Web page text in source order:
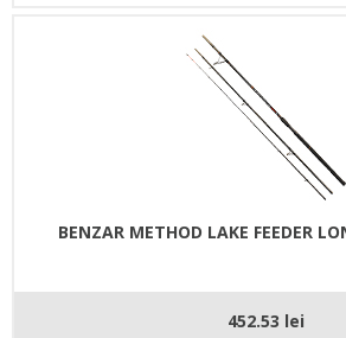
BENZAR METHOD LAKE FEEDER
452.53 lei